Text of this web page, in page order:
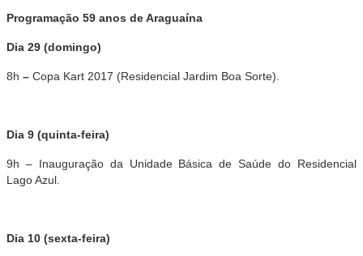
Programação 59 anos de Araguaína
Dia 29 (domingo)
8h – Copa Kart 2017 (Residencial Jardim Boa Sorte).
Dia 9 (quinta-feira)
9h – Inauguração da Unidade Básica de Saúde do Residencial
Lago Azul.
Dia 10 (sexta-feira)